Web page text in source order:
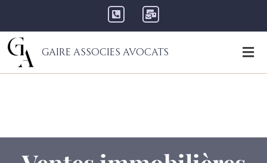
Gaire Associes Avocats